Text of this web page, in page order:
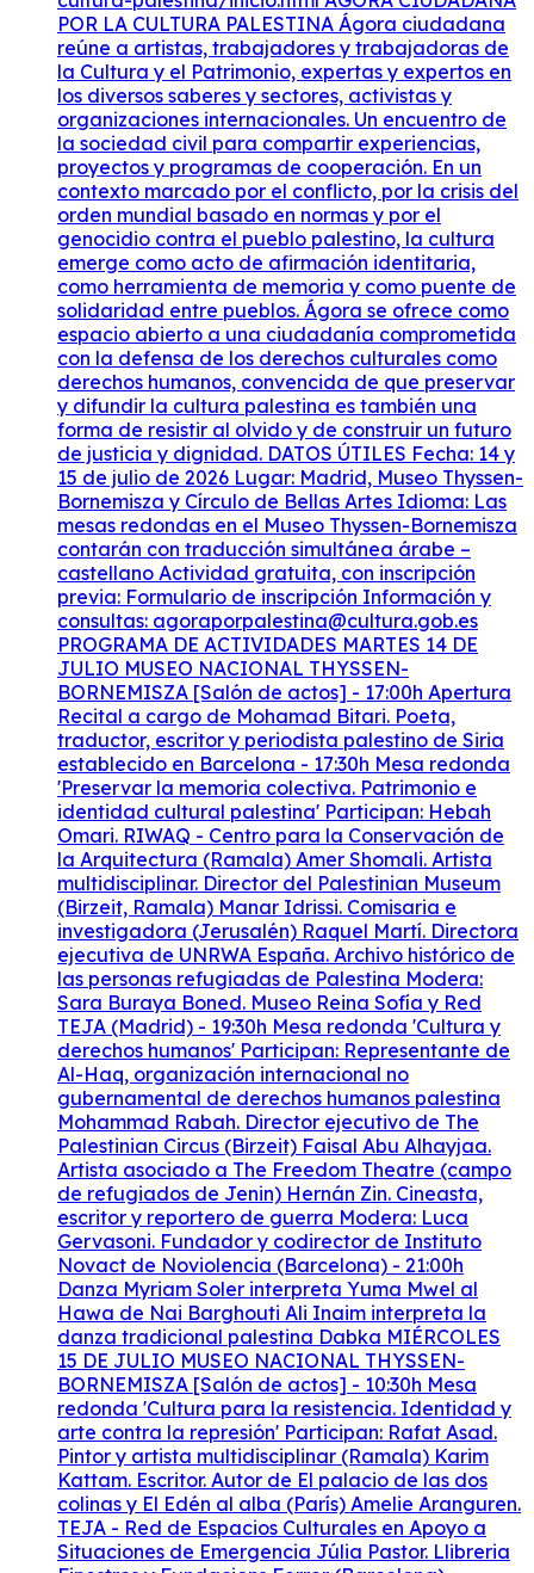
POR LA CULTURA PALESTINA Ágora ciudadana
reúne a artistas, trabajadores y trabajadoras de
la Cultura y el Patrimonio, expertas y expertos en
los diversos saberes y sectores, activistas y
organizaciones internacionales. Un encuentro de
la sociedad civil para compartir experiencias,
proyectos y programas de cooperación. En un
contexto marcado por el conflicto, por la crisis del
orden mundial basado en normas y por el
genocidio contra el pueblo palestino, la cultura
emerge como acto de afirmación identitaria,
como herramienta de memoria y como puente de
solidaridad entre pueblos. Ágora se ofrece como
espacio abierto a una ciudadanía comprometida
con la defensa de los derechos culturales como
derechos humanos, convencida de que preservar
y difundir la cultura palestina es también una
forma de resistir al olvido y de construir un futuro
de justicia y dignidad. DATOS ÚTILES Fecha: 14 y
15 de julio de 2026 Lugar: Madrid, Museo Thyssen-
Bornemisza y Círculo de Bellas Artes Idioma: Las
mesas redondas en el Museo Thyssen-Bornemisza
contarán con traducción simultánea árabe –
castellano Actividad gratuita, con inscripción
previa: Formulario de inscripción Información y
consultas: agoraporpalestina@cultura.gob.es
PROGRAMA DE ACTIVIDADES MARTES 14 DE
JULIO MUSEO NACIONAL THYSSEN-
BORNEMISZA [Salón de actos] - 17:00h Apertura
Recital a cargo de Mohamad Bitari. Poeta,
traductor, escritor y periodista palestino de Siria
establecido en Barcelona - 17:30h Mesa redonda
'Preservar la memoria colectiva. Patrimonio e
identidad cultural palestina' Participan: Hebah
Omari. RIWAQ - Centro para la Conservación de
la Arquitectura (Ramala) Amer Shomali. Artista
multidisciplinar. Director del Palestinian Museum
(Birzeit, Ramala) Manar Idrissi. Comisaria e
investigadora (Jerusalén) Raquel Martí. Directora
ejecutiva de UNRWA España. Archivo histórico de
las personas refugiadas de Palestina Modera:
Sara Buraya Boned. Museo Reina Sofía y Red
TEJA (Madrid) - 19:30h Mesa redonda 'Cultura y
derechos humanos' Participan: Representante de
Al-Haq, organización internacional no
gubernamental de derechos humanos palestina
Mohammad Rabah. Director ejecutivo de The
Palestinian Circus (Birzeit) Faisal Abu Alhayjaa.
Artista asociado a The Freedom Theatre (campo
de refugiados de Jenin) Hernán Zin. Cineasta,
escritor y reportero de guerra Modera: Luca
Gervasoni. Fundador y codirector de Instituto
Novact de Noviolencia (Barcelona) - 21:00h
Danza Myriam Soler interpreta Yuma Mwel al
Hawa de Nai Barghouti Ali Inaim interpreta la
danza tradicional palestina Dabka MIÉRCOLES
15 DE JULIO MUSEO NACIONAL THYSSEN-
BORNEMISZA [Salón de actos] - 10:30h Mesa
redonda 'Cultura para la resistencia. Identidad y
arte contra la represión' Participan: Rafat Asad.
Pintor y artista multidisciplinar (Ramala) Karim
Kattam. Escritor. Autor de El palacio de las dos
colinas y El Edén al alba (París) Amelie Aranguren.
TEJA - Red de Espacios Culturales en Apoyo a
Situaciones de Emergencia Júlia Pastor. Llibreria